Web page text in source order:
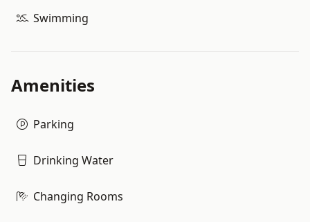
Swimming
Amenities
Parking
Drinking Water
Changing Rooms